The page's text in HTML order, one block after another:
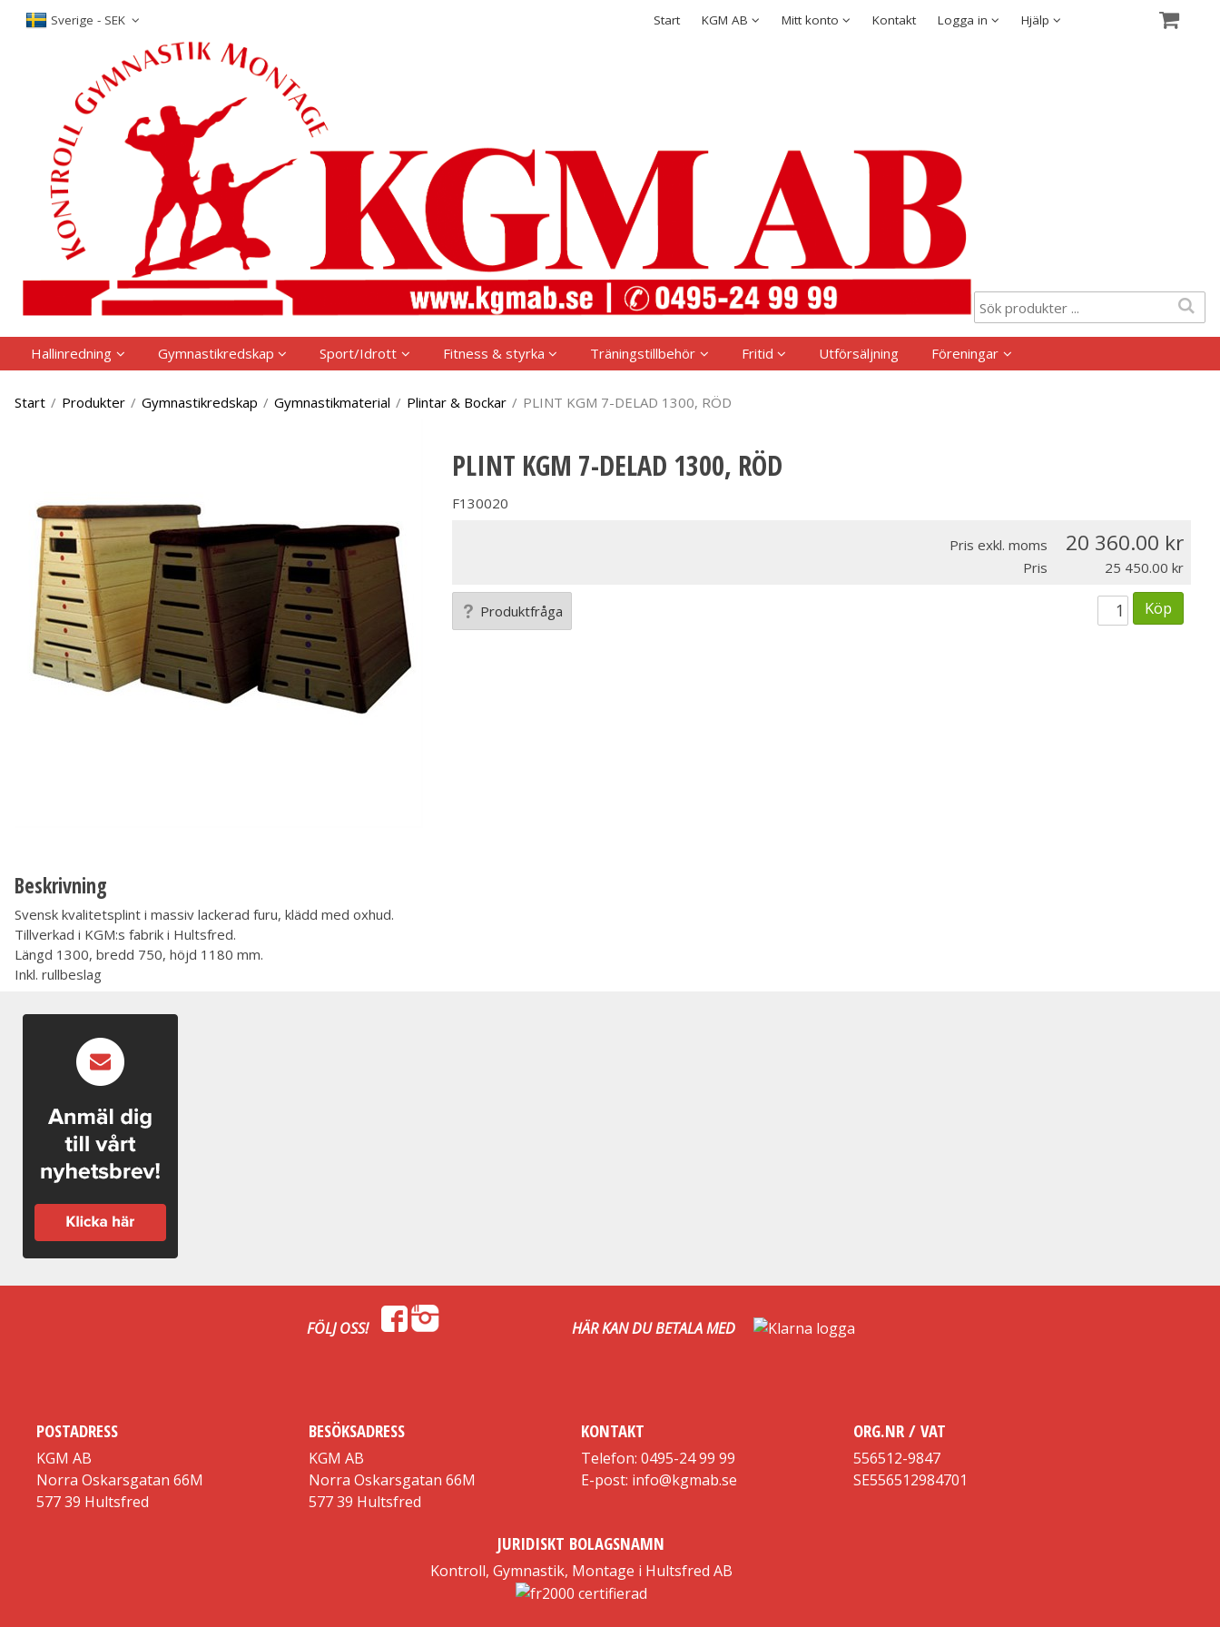
Sverige - SEK Start KGM AB
Integritetspolicy Mitt konto Kontakt Logga in
Kom ihåg mig
Glömt ditt lösenord?
Skapa nytt konto
Hjälp
Säkerhet & Cookies
Hallinredning Gymnastikredskap Sport/Idrott Fitness & styrka Träningstillbehör Fritid Utförsäljning Föreningar
Start / Produkter / Gymnastikredskap / Gymnastikmaterial / Plintar & Bockar / PLINT KGM 7-DELAD 1300, RÖD
PLINT KGM 7-DELAD 1300, RÖD
F130020
Pris exkl. moms 20 360.00
Pris 25 450.00
Produktfråga Köp
Beskrivning
Svensk kvalitetsplint i massiv lackerad furu, klädd med oxhud.
Tillverkad i KGM:s fabrik i Hultsfred.
Längd 1300, bredd 750, höjd 1180 mm.
Inkl. rullbeslag
FÖLJ OSS! HÄR KAN DU BETALA MED
POSTADRESS
KGM AB
Norra Oskarsgatan 66M
577 39 Hultsfred
BESÖKSADRESS
KGM AB
Norra Oskarsgatan 66M
577 39 Hultsfred
KONTAKT
Telefon: 0495-24 99 99
E-post: info@kgmab.se
ORG.NR / VAT
556512-9847
SE556512984701
JURIDISKT BOLAGSNAMN
Kontroll, Gymnastik, Montage i Hultsfred AB